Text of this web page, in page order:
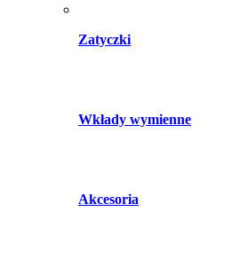
Zatyczki
Wkłady wymienne
Akcesoria